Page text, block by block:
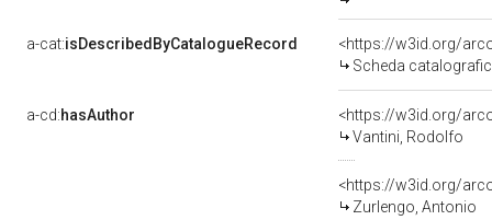
a-cat:isDescribedByCatalogueRecord
<https://w3id.org/
Scheda
a-cd:hasAuthor
<https://w3id.org/
Vantini, Rodolfo
<https://w3id.org/
Zurlengo, Antonio